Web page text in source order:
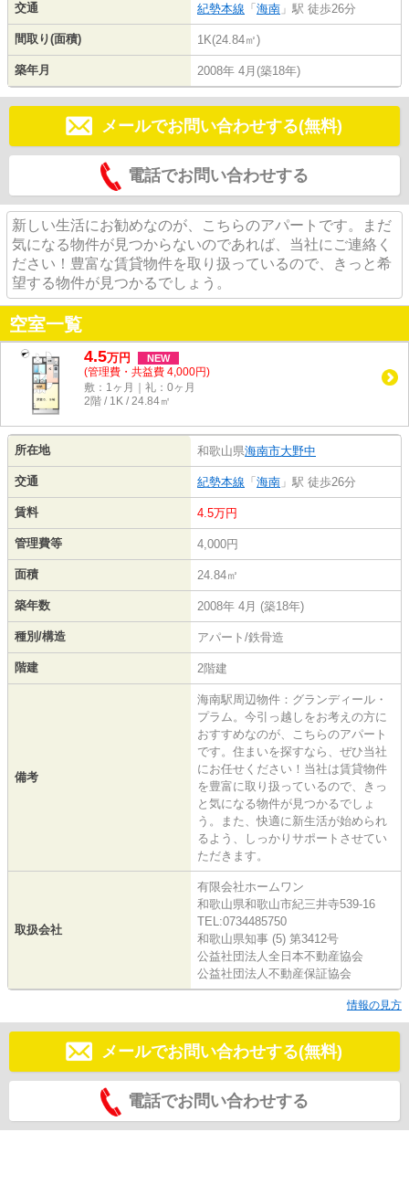
交通 紀勢本線 「 海南 」駅 徒歩26分
間取り(面積) 1K(24.84㎡)
築年月 2008年 4月(築18年)
メールでお問い合わせする(無料)
電話でお問い合わせする
新しい生活にお勧めなのが、こちらのアパートです。まだ
気になる物件が見つからないのであれば、当社にご連絡く
ださい！豊富な賃貸物件を取り扱っているので、きっと希
望する物件が見つかるでしょう。
空室一覧
4.5万円 NEW
(管理費・共益費 4,000円)
敷：1ヶ月｜礼：0ヶ月
2階 / 1K / 24.84㎡
所在地 和歌山県海南市大野中
交通 紀勢本線 「 海南 」駅 徒歩26分
賃料 4.5万円
管理費等 4,000円
面積 24.84㎡
築年数 2008年 4月 (築18年)
種別/構造 アパート/鉄骨造
階建 2階建
備考
海南駅周辺物件：グランディール・
プラム。今引っ越しをお考えの方に
おすすめなのが、こちらのアパート
です。住まいを探すなら、ぜひ当社
にお任せください！当社は賃貸物件
を豊富に取り扱っているので、きっ
と気になる物件が見つかるでしょ
う。また、快適に新生活が始められ
るよう、しっかりサポートさせてい
ただきます。
取扱会社
有限会社ホームワン
和歌山県和歌山市紀三井寺539-16
TEL:0734485750
和歌山県知事 (5) 第3412号
公益社団法人全日本不動産協会
公益社団法人不動産保証協会
情報の見方
メールでお問い合わせする(無料)
電話でお問い合わせする